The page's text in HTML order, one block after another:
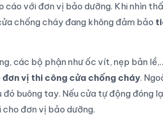
với đơn vị bảo dưỡng. Khi nhìn
chống cháy đang không đảm bảo
các bộ phận như ốc vít, nẹp bản
đơn vị thi công cửa chống cháy.
buông tay. Nếu cửa tự động đóng
cho đơn vị bảo dưỡng.